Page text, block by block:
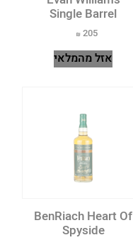
Single Barrel
205
אזל מהמלאי
BenRiach Heart Of
Spyside